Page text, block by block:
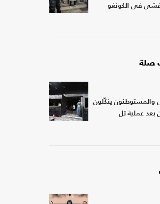
في الكونغو
صلة
والمستوطنون ينكّلون
بعد عملية تل